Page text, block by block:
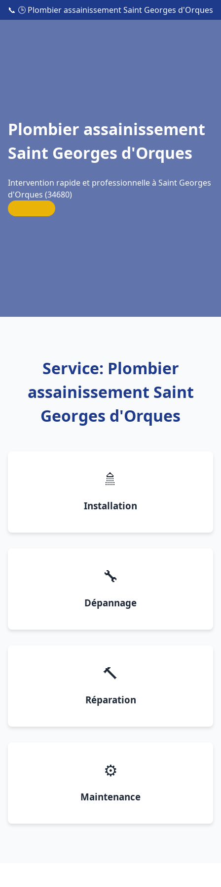
📞 🕒 Plombier assainissement Saint Georges d'Orques
Plombier assainissement
Saint Georges d'Orques
Intervention rapide et professionnelle à Saint Georges
d'Orques (34680)
Service: Plombier
assainissement Saint
Georges d'Orques
🚿
Installation
🔧
Dépannage
🔨
Réparation
⚙️
Maintenance